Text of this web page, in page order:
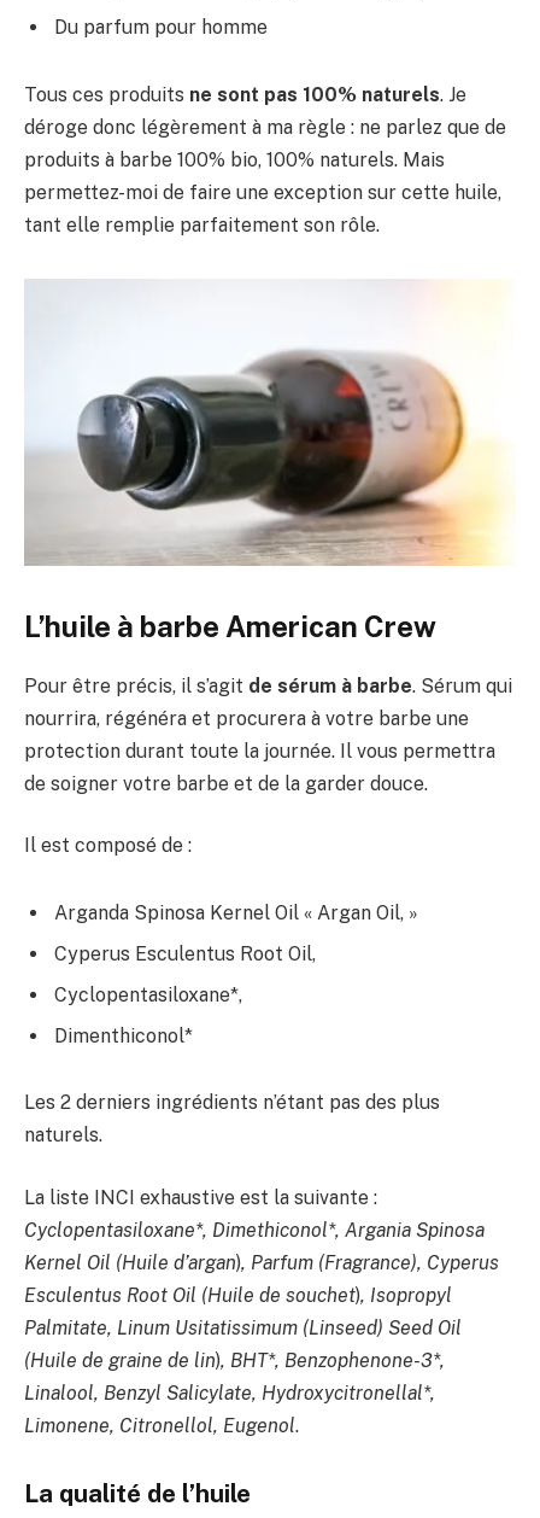
Du parfum pour homme
Tous ces produits ne sont pas 100% naturels. Je
déroge donc légèrement à ma règle : ne parlez que de
produits à barbe 100% bio, 100% naturels. Mais
permettez-moi de faire une exception sur cette huile,
tant elle remplie parfaitement son rôle.
L’huile à barbe American Crew
Pour être précis, il s’agit de sérum à barbe. Sérum qui
nourrira, régénéra et procurera à votre barbe une
protection durant toute la journée. Il vous permettra
de soigner votre barbe et de la garder douce.
Il est composé de :
Arganda Spinosa Kernel Oil « Argan Oil, »
Cyperus Esculentus Root Oil,
Cyclopentasiloxane*,
Dimenthiconol*
Les 2 derniers ingrédients n’étant pas des plus
naturels.
La liste INCI exhaustive est la suivante :
Cyclopentasiloxane*, Dimethiconol*, Argania Spinosa
Kernel Oil (Huile d’argan), Parfum (Fragrance), Cyperus
Esculentus Root Oil (Huile de souchet), Isopropyl
Palmitate, Linum Usitatissimum (Linseed) Seed Oil
(Huile de graine de lin), BHT*, Benzophenone-3*,
Linalool, Benzyl Salicylate, Hydroxycitronellal*,
Limonene, Citronellol, Eugenol.
La qualité de l’huile